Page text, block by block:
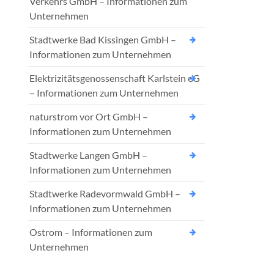
Unternehmen
Stadtwerke Bad Kissingen GmbH –
Informationen zum Unternehmen
Elektrizitätsgenossenschaft Karlstein eG
– Informationen zum Unternehmen
naturstrom vor Ort GmbH –
Informationen zum Unternehmen
Stadtwerke Langen GmbH –
Informationen zum Unternehmen
Stadtwerke Radevormwald GmbH –
Informationen zum Unternehmen
Ostrom – Informationen zum
Unternehmen